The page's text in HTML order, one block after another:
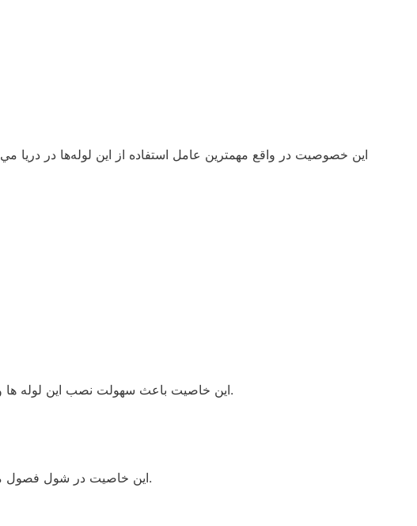
اين خصوصيت در واقع مهمترين عامل استفاده از اين لوله‌ها در
اين خاصيت باعث سهولت نصب اين لوله ها و نياز به كاربرد اتصالات كمتر مي‌گردد .شعاع مجاز خمش لوله پلي اتيلن به طور متوسط 20 برابر قطر خارجي آن مي باشد.
این خاصیت در شول فصول مختلف و انقباض و انبساط طولی لوله مشخص میشود و در برابر دیگر انواع لوله‌ها مناسبترین خاصیت جمع شوندگی را دارد.